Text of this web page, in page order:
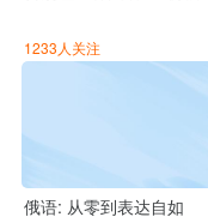
1233人关注
俄语: 从零到表达自如